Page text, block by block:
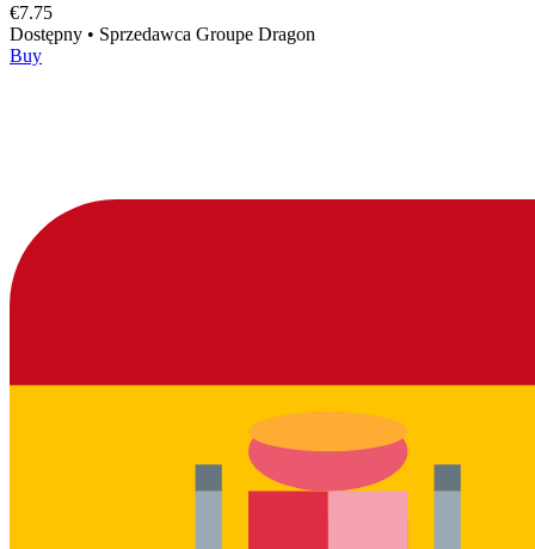
€7.75
Dostępny • Sprzedawca Groupe Dragon
Buy